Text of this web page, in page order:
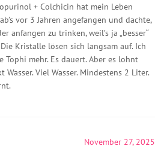
+ Colchicin hat mein Leben
vor 3 Jahren angefangen und dachte,
anfangen zu trinken, weil’s ja „besser“
Kristalle lösen sich langsam auf. Ich
Tophi mehr. Es dauert. Aber es lohnt
Wasser. Viel Wasser. Mindestens 2 Liter.
November 27, 2025